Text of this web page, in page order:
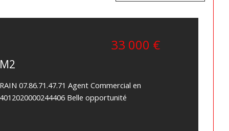
33 000 €
07.86.71.47.71 Agent Commercial en
Belle opportunité